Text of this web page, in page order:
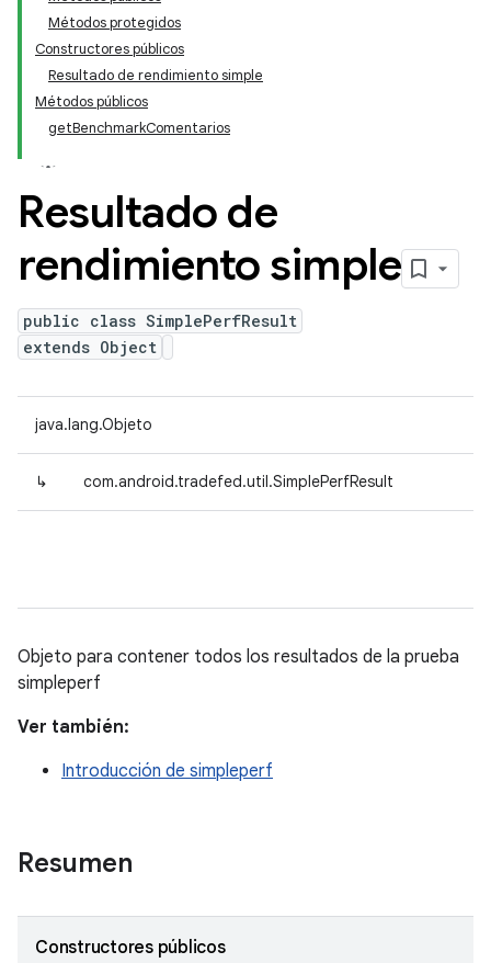
Métodos protegidos
Constructores públicos
Resultado de rendimiento simple
Métodos públicos
getBenchmarkComentarios
Resultado de
rendimiento simple
public class SimplePerfResult
extends Object
java.lang.Objeto
↳ com.android.tradefed.util.SimplePerfResult
Objeto para contener todos los resultados de la prueba
simpleperf
Ver también:
Introducción de simpleperf
Resumen
Constructores públicos